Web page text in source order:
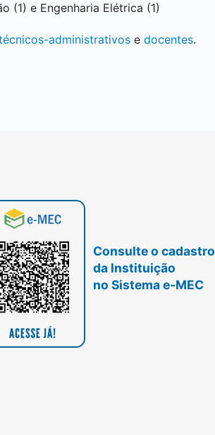
(1) e Engenharia Elétrica (1)
administrativos e docentes.
Consulte o cadastro
da Instituição
no Sistema e-MEC